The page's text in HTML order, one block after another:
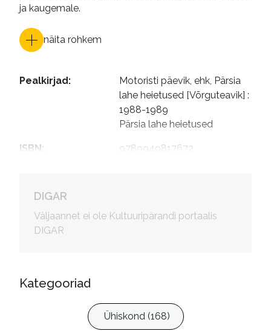
ja kaugemale.
näita rohkem
Pealkirjad:
Motoristi päevik, ehk, Pärsia
lahe heietused [Võrguteavik] :
1988-1989
Pärsia lahe heietused
ISBN:
9789949817672
DIGAR
Väljaannet ei ole Kultuuripärandi portaalis
DIGAR
Kategooriad
Ühiskond (168)